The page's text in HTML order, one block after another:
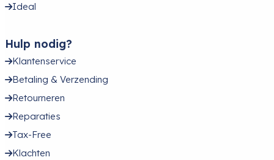
Ideal
Hulp nodig?
Klantenservice
Betaling & Verzending
Retourneren
Reparaties
Tax-Free
Klachten